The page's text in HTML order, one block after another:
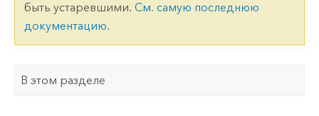
быть устаревшими. См. самую последнюю
документацию.
В этом разделе